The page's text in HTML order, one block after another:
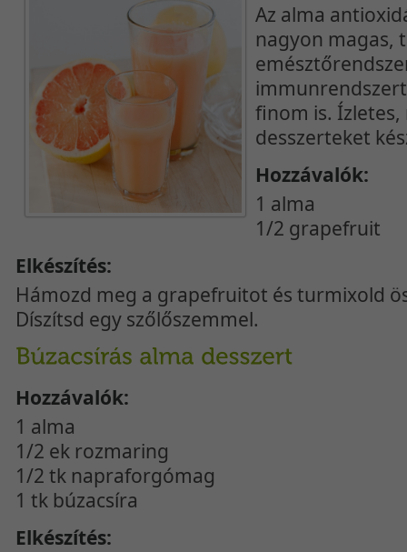
Az alma
nagyon magas,
finom is.
desszerteket
Hozzávalók:
1 alma
1/2 grapefruit
Elkészítés:
Hámozd meg a grapefruitot és turmixold
Díszítsd egy szőlőszemmel.
Hozzávalók:
1 alma
1/2 ek rozmaring
1/2 tk napraforgómag
1 tk búzacsíra
Elkészítés: